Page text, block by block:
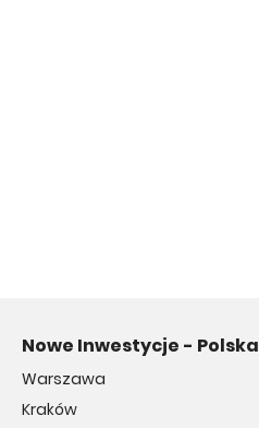
Nowe Inwestycje - Polska
Warszawa
Kraków